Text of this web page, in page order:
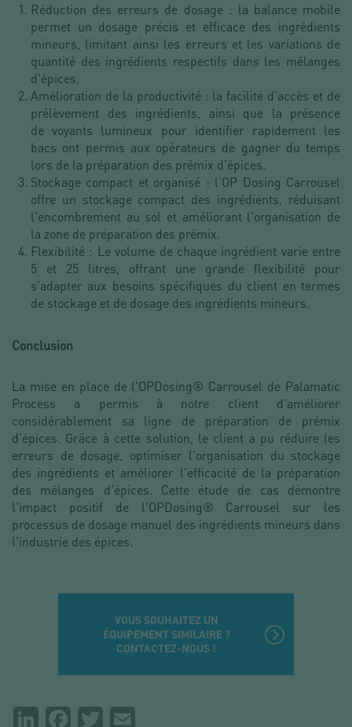
Réduction des erreurs de dosage : la balance mobile
permet un dosage précis et efficace des ingrédients
mineurs, limitant ainsi les erreurs et les variations de
quantité des ingrédients respectifs dans les mélanges
d'épices.
Amélioration de la productivité : la facilité d'accès et de
prélèvement des ingrédients, ainsi que la présence
de voyants lumineux pour identifier rapidement les
bacs ont permis aux opérateurs de gagner du temps
lors de la préparation des prémix d'épices.
Stockage compact et organisé : l'OP Dosing Carrousel
offre un stockage compact des ingrédients, réduisant
l'encombrement au sol et améliorant l'organisation de
la zone de préparation des prémix.
Flexibilité : Le volume de chaque ingrédient varie entre
5 et 25 litres, offrant une grande flexibilité pour
s'adapter aux besoins spécifiques du client en termes
de stockage et de dosage des ingrédients mineurs.
Conclusion
La mise en place de l'OPDosing® Carrousel de Palamatic
Process a permis à notre client d'améliorer
considérablement sa ligne de préparation de prémix
d'épices. Grâce à cette solution, le client a pu réduire les
erreurs de dosage, optimiser l'organisation du stockage
des ingrédients et améliorer l'efficacité de la préparation
des mélanges d'épices. Cette étude de cas démontre
l'impact positif de l'OPDosing® Carrousel sur les
processus de dosage manuel des ingrédients mineurs dans
l'industrie des épices.
VOUS SOUHAITEZ UN
ÉQUIPEMENT SIMILAIRE ?
CONTACTEZ-NOUS !
PartagerLinkedInFacebookTwitter